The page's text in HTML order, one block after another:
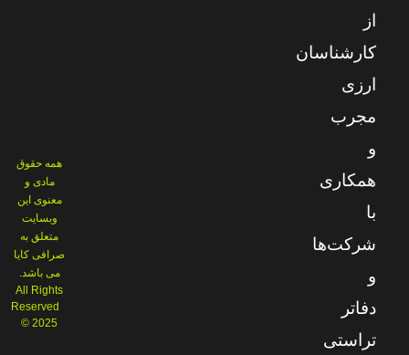
از
کارشناسان
ارزی
مجرب
و
همکاری
با
شرکت‌ها
و
دفاتر
تراستی
همه حقوق
مادی و
معنوی این
وبسایت
متعلق به
صرافی کایا
می باشد.
All Rights
Reserved
© 2025